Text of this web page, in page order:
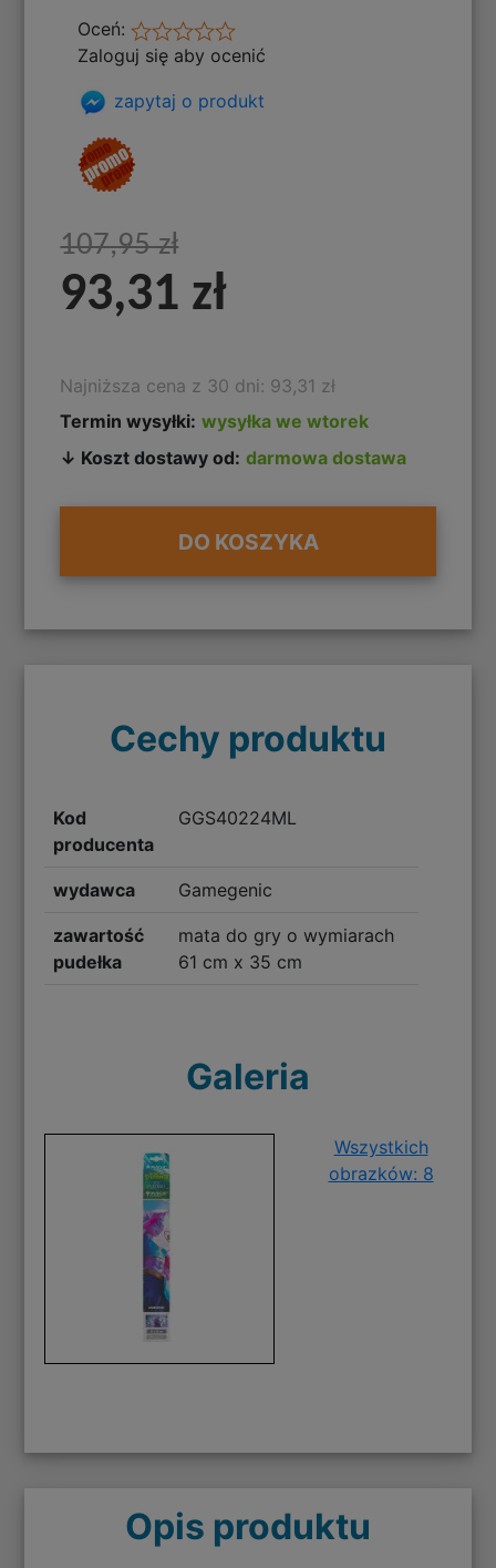
Oceń:
Zaloguj się aby ocenić
zapytaj o produkt
107,95 zł
93,31 zł
Najniższa cena z 30 dni: 93,31 zł
Termin wysyłki: wysyłka we wtorek
↓ Koszt dostawy od: darmowa dostawa
DO KOSZYKA
Cechy produktu
Kod
producenta
GGS40224ML
wydawca Gamegenic
zawartość
pudełka
mata do gry o wymiarach
61 cm x 35 cm
Galeria
Wszystkich
obrazków: 8
Opis produktu